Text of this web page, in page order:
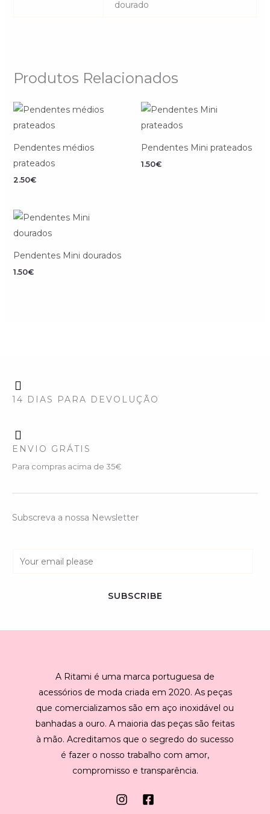
dourado
Produtos Relacionados
Pendentes médios
prateados
2.50€
Pendentes Mini prateados
1.50€
Pendentes Mini dourados
1.50€
14 DIAS PARA DEVOLUÇÃO
ENVIO GRÁTIS
Para compras acima de 35€
Subscreva a nossa Newsletter
SUBSCRIBE
A Ritami é uma marca portuguesa de
acessórios de moda criada em 2020. As peças
que comercializamos são em aço inoxidável ou
banhadas a ouro. A maioria das peças são feitas
à mão. Acreditamos que o segredo do sucesso
é fazer o nosso trabalho com amor,
compromisso e transparência.